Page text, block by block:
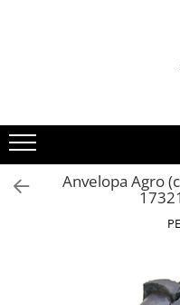
Toate produsele
Piese de schimb
https://
Acceleratie
Anvelopa Agro